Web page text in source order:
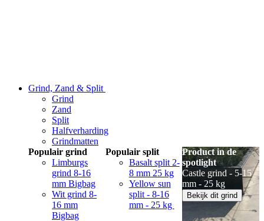
Grind, Zand & Split
Grind
Zand
Split
Halfverharding
Grindmatten
Populair grind
Limburgs
grind 8-16
mm Bigbag
Wit grind 8-
16 mm
Bigbag
Populair split
Basalt split 2-
8 mm 25 kg
Yellow sun
split - 8-16
mm - 25 kg
Product in de
spotlight
Castle grind - 5-15
mm - 25 kg
Bekijk dit grind